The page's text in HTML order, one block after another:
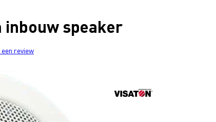
inbouw speaker
review